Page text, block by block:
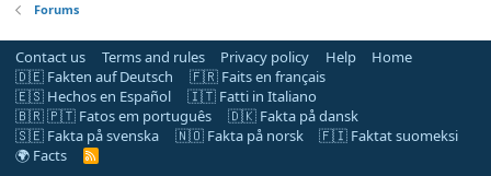
Forums
Contact us Terms and rules Privacy policy Help
Home
🇩🇪 Fakten auf Deutsch
🇫🇷 Faits en français
🇪🇸 Hechos en Español
🇮🇹 Fatti in Italiano
🇧🇷 🇵🇹 Fatos em português
🇩🇰 Fakta på dansk
🇸🇪 Fakta på svenska
🇳🇴 Fakta på norsk
🇫🇮 Faktat suomeksi
🌍 Facts
R